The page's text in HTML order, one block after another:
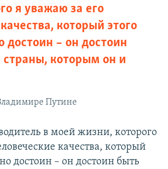
я уважаю за его
который этого
достоин – он достоин
которым он и
Путине
в моей жизни, которого
качества, который
достоин – он достоин быть